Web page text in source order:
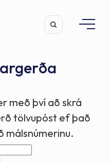
með því að skrá
tölvupóst ef það
málsnúmerinu.